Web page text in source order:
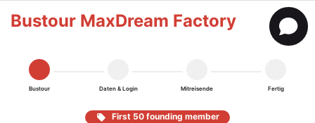
Bustour MaxDream Factory
Bustour Daten & Login Mitreisende Fertig
local_offer First 50 founding member